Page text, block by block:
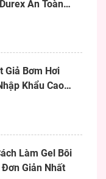
An Toàn
Giả Bơm Hơi
Khẩu Cao
Làm Gel Bôi
Giản Nhất